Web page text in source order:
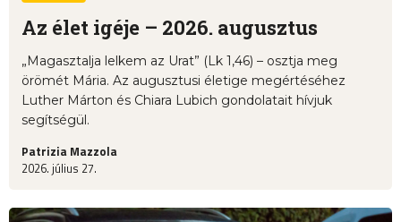
Az élet igéje – 2026. augusztus
„Magasztalja lelkem az Urat” (Lk 1,46) – osztja meg
örömét Mária. Az augusztusi életige megértéséhez
Luther Márton és Chiara Lubich gondolatait hívjuk
segítségül.
Patrizia Mazzola
2026. július 27.